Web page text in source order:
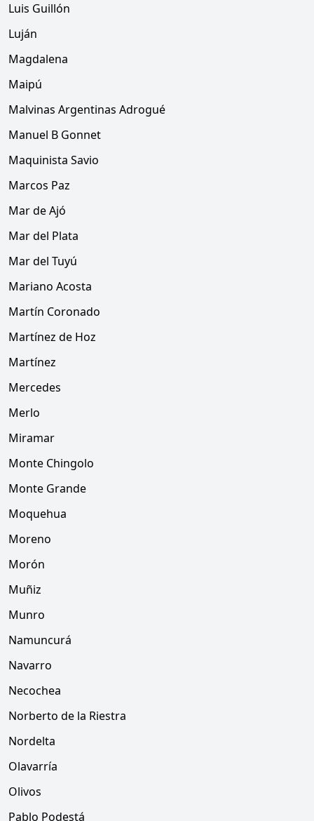
Luis Guillón
Luján
Magdalena
Maipú
Malvinas Argentinas Adrogué
Manuel B Gonnet
Maquinista Savio
Marcos Paz
Mar de Ajó
Mar del Plata
Mar del Tuyú
Mariano Acosta
Martín Coronado
Martínez de Hoz
Martínez
Mercedes
Merlo
Miramar
Monte Chingolo
Monte Grande
Moquehua
Moreno
Morón
Muñiz
Munro
Namuncurá
Navarro
Necochea
Norberto de la Riestra
Nordelta
Olavarría
Olivos
Pablo Podestá